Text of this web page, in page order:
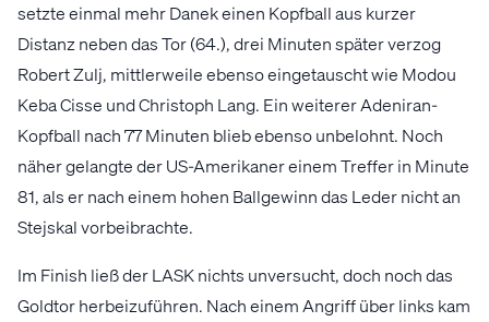
setzte einmal mehr Danek einen Kopfball aus kurzer
Distanz neben das Tor (64.), drei Minuten später verzog
Robert Zulj, mittlerweile ebenso eingetauscht wie Modou
Keba Cisse und Christoph Lang. Ein weiterer Adeniran-
Kopfball nach 77 Minuten blieb ebenso unbelohnt. Noch
näher gelangte der US-Amerikaner einem Treffer in Minute
81, als er nach einem hohen Ballgewinn das Leder nicht an
Stejskal vorbeibrachte.
Im Finish ließ der LASK nichts unversucht, doch noch das
Goldtor herbeizuführen. Nach einem Angriff über links kam